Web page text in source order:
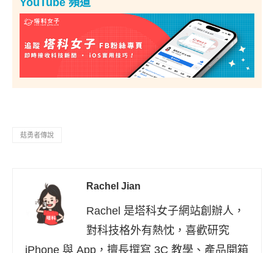
菇勇者傳說
Rachel Jian
Rachel 是塔科女子網站創辦人，
對科技格外有熱忱，喜歡研究
iPhone 與 App，擅長撰寫 3C 教學、產品開箱